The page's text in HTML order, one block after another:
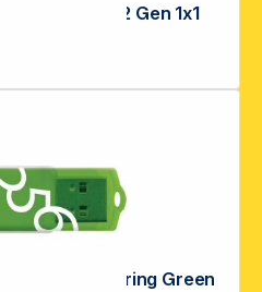
Philips USB 3.0 256GB Vivid Edition Spring Green